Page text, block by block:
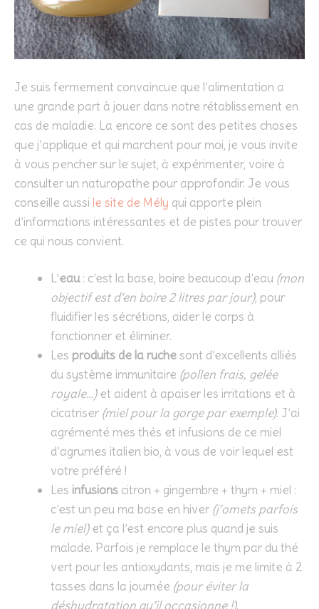
Je suis fermement convaincue que l’alimentation a
une grande part à jouer dans notre rétablissement en
cas de maladie. La encore ce sont des petites choses
que j’applique et qui marchent pour moi, je vous invite
à vous pencher sur le sujet, à expérimenter, voire à
consulter un naturopathe pour approfondir. Je vous
conseille aussi le site de Mély qui apporte plein
d’informations intéressantes et de pistes pour trouver
ce qui nous convient.
L’eau: c’est la base, boire beaucoup d’eau (mon
objectif est d’en boire 2 litres par jour), pour
fluidifier les sécrétions, aider le corps à
fonctionner et éliminer.
Les produits de la ruchesont d’excellents alliés
du système immunitaire (pollen frais, gelée
royale…)et aident à apaiser les irritations et à
cicatriser (miel pour la gorge par exemple). J’ai
agrémenté mes thés et infusions de ce miel
d’agrumes italien bio, à vous de voir lequel est
votre préféré !
Les infusions citron + gingembre + thym + miel :
c’est un peu ma base en hiver (j’omets parfois
le miel)et ça l’est encore plus quand je suis
malade. Parfois je remplace le thym par du thé
vert pour les antioxydants, mais je me limite à 2
tasses dans la journée (pour éviter la
déshydratation qu’il occasionne !).